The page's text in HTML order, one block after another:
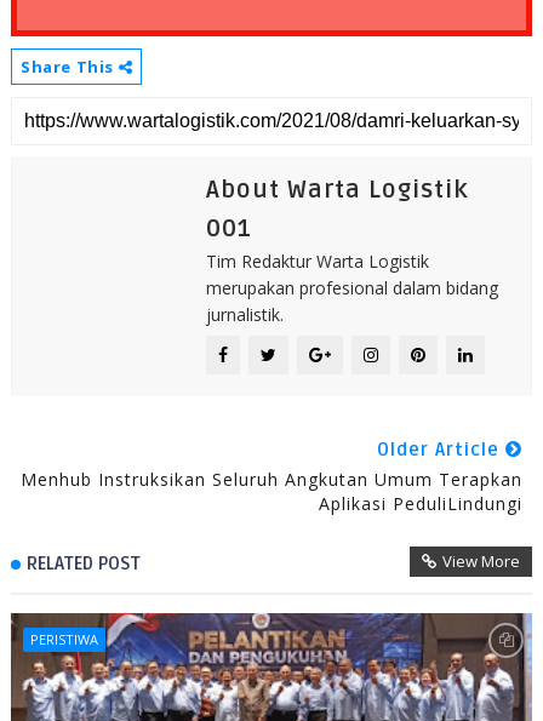
Share This
About Warta Logistik
001
Tim Redaktur Warta Logistik
merupakan profesional dalam bidang
jurnalistik.
Older Article
Menhub Instruksikan Seluruh Angkutan Umum Terapkan
Aplikasi PeduliLindungi
RELATED POST View More
PERISTIWA